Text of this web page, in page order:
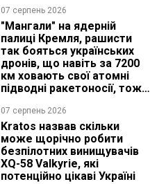
07 серпень 2026
"Мангали" на ядерній
палиці Кремля, рашисти
так бояться українських
дронів, що навіть за 7200
км ховають свої атомні
підводні ракетоносії, тож
07 серпень 2026
Kratos назвав скільки
може щорічно робити
безпілотних винищувачів
XQ-58 Valkyrie, які
потенційно цікаві Україні